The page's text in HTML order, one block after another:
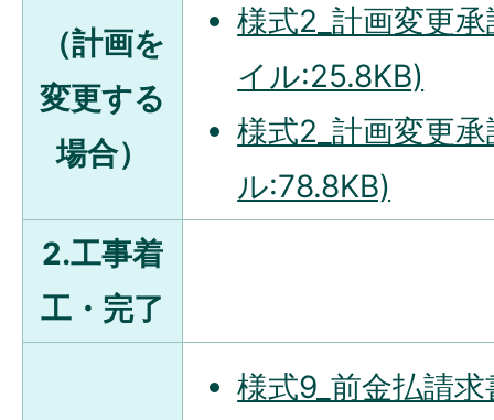
（計画を
変更する
場合）
様式2_計画変更
イル:25.8KB)
様式2_計画変更
ル:78.8KB)
2.工事着
工・完了
様式9_前金払請